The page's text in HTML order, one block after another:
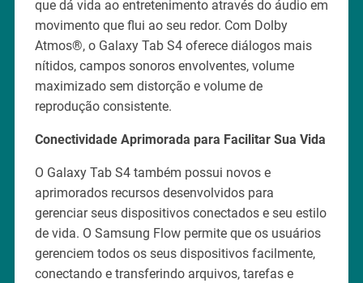
que dá vida ao entretenimento através do áudio em
movimento que flui ao seu redor. Com Dolby
Atmos®, o Galaxy Tab S4 oferece diálogos mais
nítidos, campos sonoros envolventes, volume
maximizado sem distorção e volume de
reprodução consistente.
Conectividade Aprimorada para Facilitar Sua Vida
O Galaxy Tab S4 também possui novos e
aprimorados recursos desenvolvidos para
gerenciar seus dispositivos conectados e seu estilo
de vida. O Samsung Flow permite que os usuários
gerenciem todos os seus dispositivos facilmente,
conectando e transferindo arquivos, tarefas e